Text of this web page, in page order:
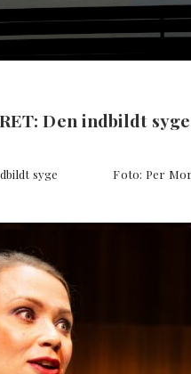
Den indbildt syge
indbildt syge Foto: Per